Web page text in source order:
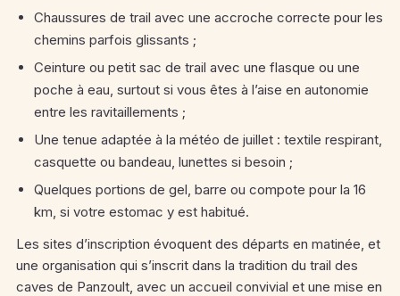
Chaussures de trail avec une accroche correcte pour les
chemins parfois glissants ;
Ceinture ou petit sac de trail avec une flasque ou une
poche à eau, surtout si vous êtes à l’aise en autonomie
entre les ravitaillements ;
Une tenue adaptée à la météo de juillet : textile respirant,
casquette ou bandeau, lunettes si besoin ;
Quelques portions de gel, barre ou compote pour la 16
km, si votre estomac y est habitué.
Les sites d’inscription évoquent des départs en matinée, et
une organisation qui s’inscrit dans la tradition du trail des
caves de Panzoult, avec un accueil convivial et une mise en